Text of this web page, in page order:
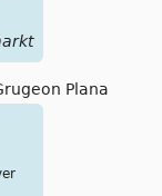
Plana